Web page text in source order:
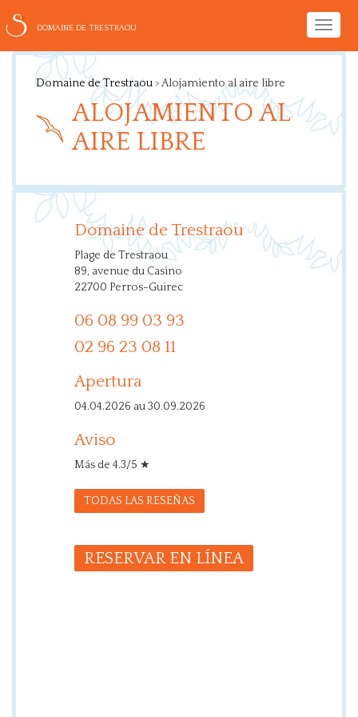
Toggle
DOMAINE DE TRESTRAOU
Domaine de Trestraou >Alojamiento al aire libre
ALOJAMIENTO AL
AIRE LIBRE
Domaine de Trestraou
Plage de Trestraou
89, avenue du Casino
22700 Perros-Guirec
06 08 99 03 93
02 96 23 08 11
Apertura
04.04.2026 au 30.09.2026
Aviso
Más de 4.3/5 ★
TODAS LAS RESEÑAS
RESERVAR EN LÍNEA